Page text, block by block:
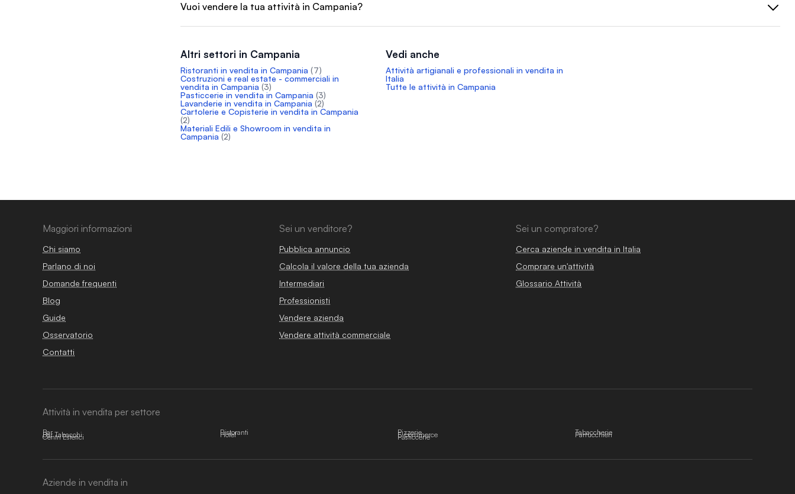
Vuoi vendere la tua attività in Campania?
Altri settori in Campania
Ristoranti in vendita in Campania (7)
Costruzioni e real estate - commerciali in
vendita in Campania (3)
Pasticcerie in vendita in Campania (3)
Lavanderie in vendita in Campania (2)
Cartolerie e Copisterie in vendita in Campania
(2)
Materiali Edili e Showroom in vendita in
Campania (2)
Vedi anche
Attività artigianali e professionali in vendita in
Italia
Tutte le attività in Campania
Maggiori informazioni
Chi siamo
Parlano di noi
Domande frequenti
Blog
Guide
Osservatorio
Contatti
Sei un venditore?
Pubblica annuncio
Calcola il valore della tua azienda
Intermediari
Professionisti
Vendere azienda
Vendere attività commerciale
Sei un compratore?
Cerca aziende in vendita in Italia
Comprare un'attività
Glossario Attività
Attività in vendita per settore
Bar Ristoranti Pizzerie Tabaccherie
Bar Tabacchi Hotel E-commerce Parrucchieri
Centri Estetici Pasticcerie
Aziende in vendita in